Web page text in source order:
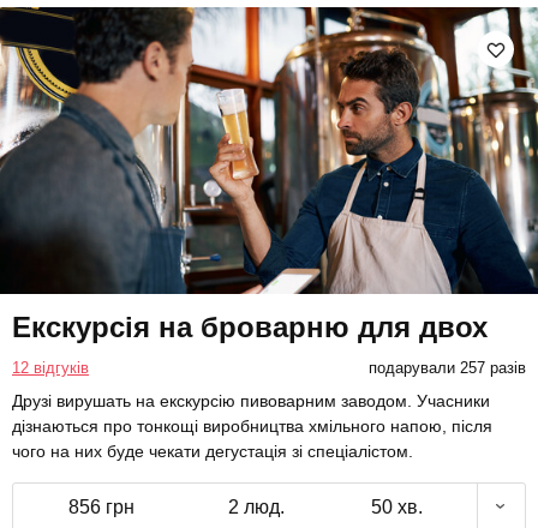
Екскурсія на броварню для двох
12 відгуків подарували 257 разів
Друзі вирушать на екскурсію пивоварним заводом. Учасники
дізнаються про тонкощі виробництва хмільного напою, після
чого на них буде чекати дегустація зі спеціалістом.
856 грн 2 люд. 50 хв.